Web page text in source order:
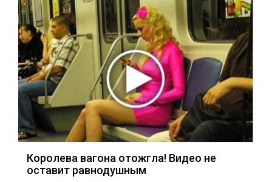
Королева вагона отожгла! Видео не
оставит равнодушным